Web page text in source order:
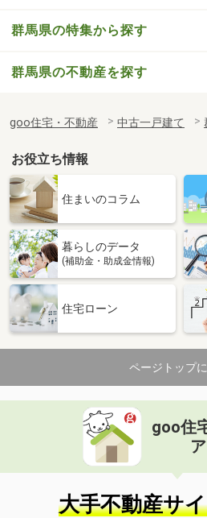
群馬県の特集から探す
群馬県の不動産を探す
goo住宅・不動産 中古一戸建て
お役立ち情報
住まいのコラム
暮らしのデータ
(補助金・助成金情報)
住宅ローン
ページトップ
goo住
大手不動産サ